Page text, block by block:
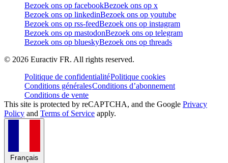
Bezoek ons op facebookBezoek ons op x
Bezoek ons op linkedinBezoek ons op youtube
Bezoek ons op rss-feedBezoek ons op instagram
Bezoek ons op mastodonBezoek ons op telegram
Bezoek ons op blueskyBezoek ons op threads
© 2026 Euractiv FR. All rights reserved.
Politique de confidentialitéPolitique cookies
Conditions généralesConditions d’abonnement
Conditions de vente
This site is protected by reCAPTCHA, and the Google Privacy
Policy and Terms of Service apply.
Français